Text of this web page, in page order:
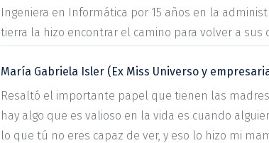
Ingeniera en Informática por 15 años en la
tierra la hizo encontrar el camino para volver a sus
María Gabriela Isler (Ex Miss Universo y
Resaltó el importante papel que tienen las
hay algo que es valioso en la vida es cuando
lo que tú no eres capaz de ver, y eso lo hizo mi